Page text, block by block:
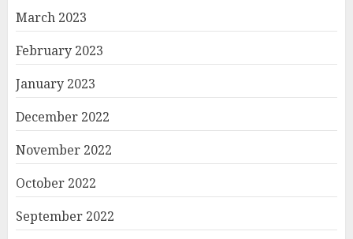
March 2023
February 2023
January 2023
December 2022
November 2022
October 2022
September 2022